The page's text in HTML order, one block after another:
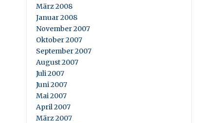
März 2008
Januar 2008
November 2007
Oktober 2007
September 2007
August 2007
Juli 2007
Juni 2007
Mai 2007
April 2007
März 2007